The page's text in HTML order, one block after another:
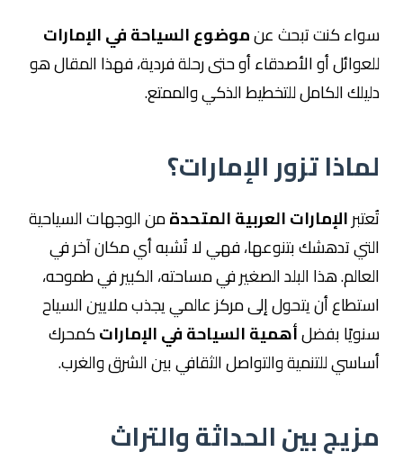
سواء كنت تبحث عنموضوع السياحة في الإمارات
للعوائل أو الأصدقاء أو حتى رحلة فردية، فهذا المقال هو
دليلك الكامل للتخطيط الذكي والممتع.
لماذا تزور الإمارات؟
تُعتبرالإمارات العربية المتحدةمن الوجهات السياحية
التي تدهشك بتنوعها، فهي لا تُشبه أي مكان آخر في
العالم. هذا البلد الصغير في مساحته، الكبير في طموحه،
استطاع أن يتحول إلى مركز عالمي يجذب ملايين السياح
سنويًا بفضلأهمية السياحة في الإماراتكمحرك
أساسي للتنمية والتواصل الثقافي بين الشرق والغرب.
مزيج بين الحداثة والتراث